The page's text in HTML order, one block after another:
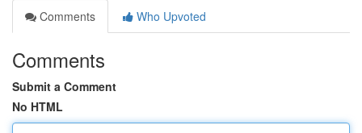
Comments
Who Upvoted
Comments
Submit a Comment
No HTML